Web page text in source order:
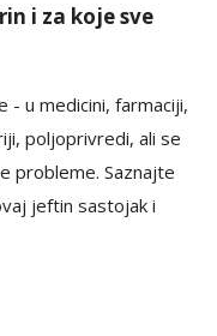
i za koje sve
- u medicini, farmaciji,
poljoprivredi, ali se
probleme. Saznajte
jeftin sastojak i